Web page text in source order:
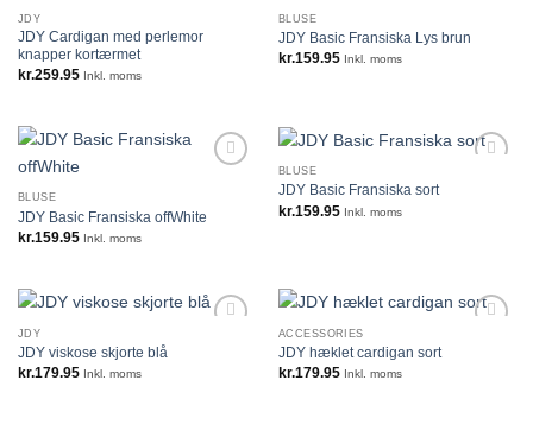
JDY
JDY Cardigan med perlemor
knapper kortærmet
kr.259.95 Inkl. moms
BLUSE
JDY Basic Fransiska Lys brun
kr.159.95 Inkl. moms
BLUSE
JDY Basic Fransiska offWhite
kr.159.95 Inkl. moms
BLUSE
JDY Basic Fransiska sort
kr.159.95 Inkl. moms
JDY
JDY viskose skjorte blå
kr.179.95 Inkl. moms
ACCESSORIES
JDY hæklet cardigan sort
kr.179.95 Inkl. moms